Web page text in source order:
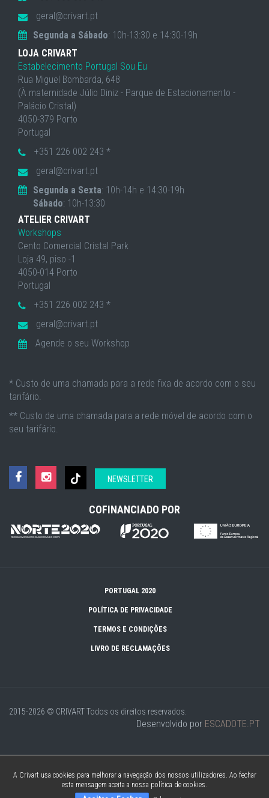
geral@crivart.pt
Segunda a Sábado: 10h-13:30 e 14:30-19h
LOJA CRIVART
Estabelecimento Portugal Sou Eu
Rua Miguel Bombarda, 648
(À maternidade Júlio Diniz - Parque de Estacionamento -
Palácio Cristal)
4050-379 Porto
Portugal
+351 226 002 243 *
geral@crivart.pt
Segunda a Sexta: 10h-14h e 14:30-19h
Sábado: 10h-13:30
ATELIER CRIVART
Workshops
Cento Comercial Cristal Park
Loja 49, piso -1
4050-014 Porto
Portugal
+351 226 002 243 *
geral@crivart.pt
Agende o seu Workshop
* Custo de uma chamada para a rede fixa de acordo com o seu
tarifário.
** Custo de uma chamada para a rede móvel de acordo com o
seu tarifário.
NEWSLETTER
COFINANCIADO POR
PORTUGAL 2020
POLÍTICA DE PRIVACIDADE
TERMOS E CONDIÇÕES
LIVRO DE RECLAMAÇÕES
2015-2026 © CRIVARTTodos os direitos reservados.
Desenvolvido por ESCADOTE.PT
A Crivart usa cookies para melhorar a navegação dos nossos utilizadores. Ao fechar
esta mensagem aceita a nossa política de cookies.